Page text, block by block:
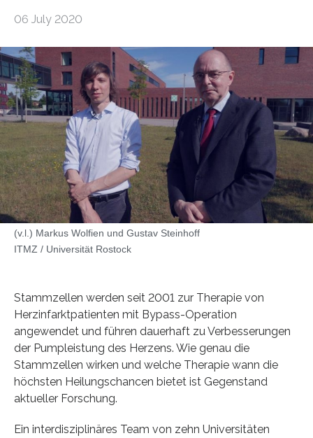
06 July 2020
(v.l.) Markus Wolfien und Gustav Steinhoff
ITMZ / Universität Rostock
Stammzellen werden seit 2001 zur Therapie von
Herzinfarktpatienten mit Bypass-Operation
angewendet und führen dauerhaft zu Verbesserungen
der Pumpleistung des Herzens. Wie genau die
Stammzellen wirken und welche Therapie wann die
höchsten Heilungschancen bietet ist Gegenstand
aktueller Forschung.
Ein interdisziplinäres Team von zehn Universitäten